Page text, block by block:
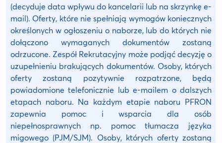
(decyduje data wpływu do kancelarii lub na skrzynkę e-
mail). Oferty, które nie spełniają wymogów koniecznych
określonych w ogłoszeniu o naborze, lub do których nie
dołączono wymaganych dokumentów zostaną
odrzucone. Zespół Rekrutacyjny może podjąć decyzję o
uzupełnieniu brakujących dokumentów. Osoby, których
oferty zostaną pozytywnie rozpatrzone, będą
powiadomione telefonicznie lub e-mailem o dalszych
etapach naboru. Na każdym etapie naboru PFRON
zapewnia pomoc i wsparcia dla osób
niepełnosprawnych np. pomoc tłumacza języka
migowego (PJM/SJM). Osoby, których oferty zostaną